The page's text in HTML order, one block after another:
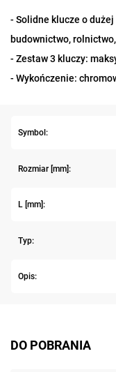
- Solidne klucze o
budownictwo,
- Zestaw 3 kluczy:
- Wykończenie:
Symbol:
Rozmiar [mm]:
L [mm]:
Typ:
Opis:
DO POBRANIA